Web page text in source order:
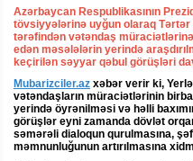
Azərbaycan Respublikasının
tövsiyyələrinə uyğun olaraq Tərtər
tərəfindən vətəndaş
edən məsələlərin yerində
keçirilən səyyar qəbul görüşləri
Mubarizciler.az xəbər verir ki,
vətəndaşların müraciətlərinin
yerində öyrənilməsi və həlli
görüşlər eyni zamanda dövlət
səmərəli dialoqun qurulmasına,
məmnunluğunun artırılmasına